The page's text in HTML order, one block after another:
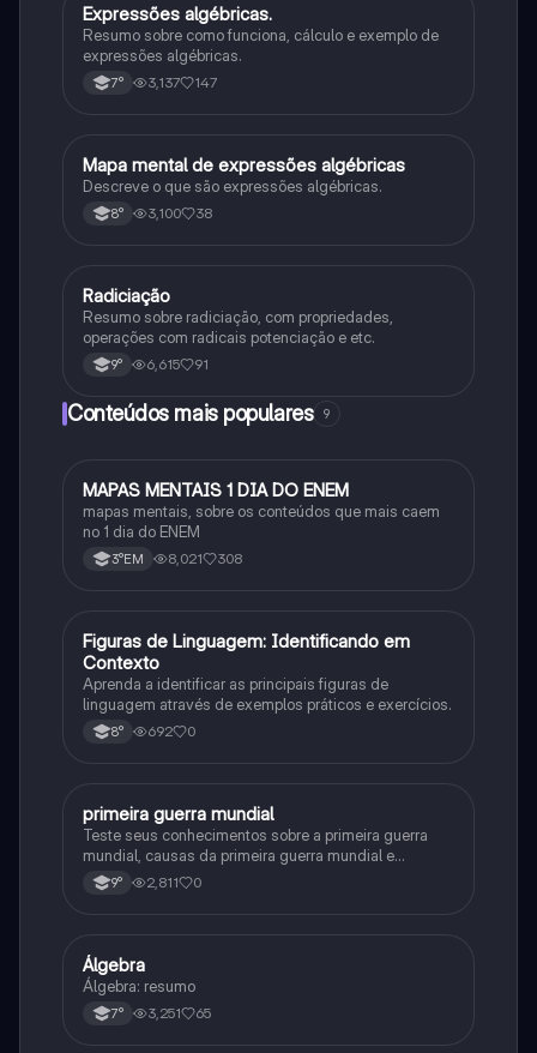
Matematica
Expressões algébricas.
Resumo sobre como funciona, cálculo e exemplo de
expressões algébricas.
7° 3,137 147
Matematica
Mapa mental de expressões algébricas
Descreve o que são expressões algébricas.
8° 3,100 38
Matematica
Radiciação
Resumo sobre radiciação, com propriedades,
operações com radicais potenciação e etc.
9° 6,615 91
Conteúdos mais populares 9
Português
MAPAS MENTAIS 1 DIA DO ENEM
mapas mentais, sobre os conteúdos que mais caem
no 1 dia do ENEM
3°EM 8,021 308
FPortuguês
Figuras de Linguagem: Identificando em
Contexto
Aprenda a identificar as principais figuras de
linguagem através de exemplos práticos e exercícios.
8° 692 0
História
primeira guerra mundial
Teste seus conhecimentos sobre a primeira guerra
mundial, causas da primeira guerra mundial e
consequências da Primeira Guerra Mundial, fases da
primeira guerra mundial
9° 2,811 0
Matematica
Álgebra
Álgebra: resumo
7° 3,251 65